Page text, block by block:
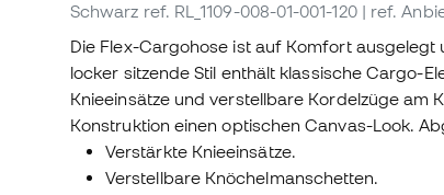
Schwarz ref. RL_1109-008-01-001-120 | ref.
Die Flex-Cargohose ist auf Komfort
locker sitzende Stil enthält klassische Cargo-
Knieeinsätze und verstellbare Kordelzüge am
Konstruktion einen optischen Canvas-Look.
Verstärkte Knieeinsätze.
Verstellbare Knöchelmanschetten.